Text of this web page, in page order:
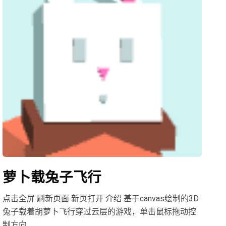
萝卜载兔子飞行
点击全屏 刷新页面 新页打开 介绍 基于canvas绘制的3D
兔子载着胡萝卜飞行穿过云层的游戏，单击鼠标拖动控